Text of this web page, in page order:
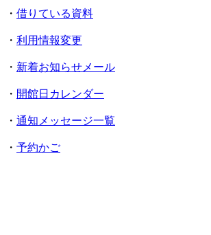
・ 借りている資料
・ 利用情報変更
・ 新着お知らせメール
・ 開館日カレンダー
・ 通知メッセージ一覧
・ 予約かご